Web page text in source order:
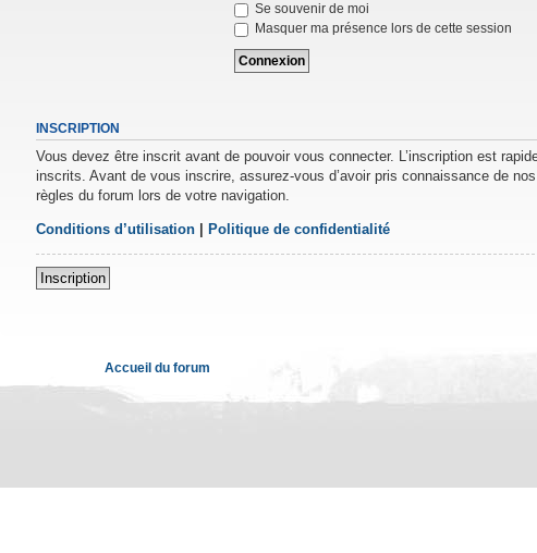
Se souvenir de moi
Masquer ma présence lors de cette session
INSCRIPTION
Vous devez être inscrit avant de pouvoir vous connecter. L’inscription est
inscrits. Avant de vous inscrire, assurez-vous d’avoir pris connaissance de
règles du forum lors de votre navigation.
Conditions d’utilisation Politique de confidentialité
Inscription
Accueil du forum